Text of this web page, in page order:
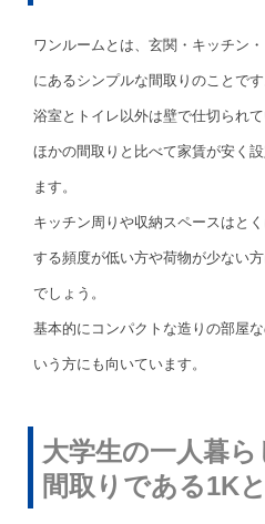
ワンルームとは、玄関・キッチン
にあるシンプルな間取りのことです
浴室とトイレ以外は壁で仕切られ
ほかの間取りと比べて家賃が安く
ます。
キッチン周りや収納スペースはと
する頻度が低い方や荷物が少ない
でしょう。
基本的にコンパクトな造りの部屋
いう方にも向いています。
大学生の一人暮
間取りである1K